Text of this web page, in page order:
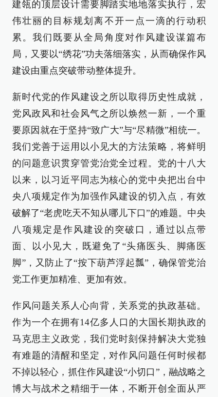
建瓴的顶层设计需要脚踏实地地落实执行，宏
伟壮丽的目标规划离不开一点一滴的行动积
累。我们既要从全局角度对作风建设谋篇布
局，又要以“绣花”功夫落细落实，从而确保作风
建设由重点突破带动整体提升。
新时代党的作风建设之所以取得历史性成就，
党风政风和社会风气之所以焕然一新，一个重
要原因就在于坚持“致广大”与“尽精微”相统一。
我们党善于运用以小见大的方法策略，将鲜明
的问题意识贯穿管党治党全过程。党的十八大
以来，以习近平同志为核心的党中央把出台中
央八项规定作为加强作风建设的切入点，有效
破解了“老虎吃天不知从哪儿下口”的难题。中央
八项规定是作风建设的突破口，通过以点带
面、以小见大，既避免了“头痛医头、脚痛医
脚”，又防止了“按下葫芦浮起瓢”，确保管党治
党工作更加精准、更加有效。
作风问题关系人心向背，关系党的执政基础。
作为一个在拥有14亿多人口的大国长期执政的
马克思主义政党，我们党时刻保持解决大党独
有难题的清醒和坚定，对作风问题任何时候都
不掉以轻心，抓住作风建设“小切口”，融战略之
博大与战术之精细于一体，不断开创全面从严